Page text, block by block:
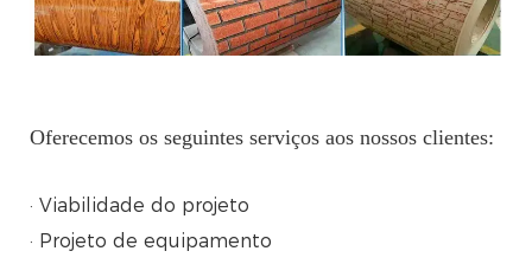
Oferecemos os seguintes serviços aos nossos clientes:
· Viabilidade do projeto
· Projeto de equipamento